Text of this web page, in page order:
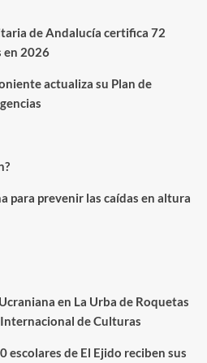
de Andalucía certifica 72
en 2026
actualiza su Plan de
para prevenir las caídas en altura
en La Urba de Roquetas
de Culturas
escolares de El Ejido reciben sus